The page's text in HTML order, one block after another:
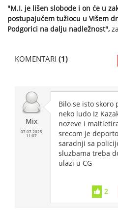
"M.I. je lišen slobode i on će u
postupajućem tužiocu u Višem
Podgorici na dalju nadležnost",
KOMENTARI (1)
Mix
07.07.2025
11:07
Bilo se isto skoro
neko ludo Iz
nozeve I
srecom je
saradnji sa
sluzbama treba
ulazi u CG
2